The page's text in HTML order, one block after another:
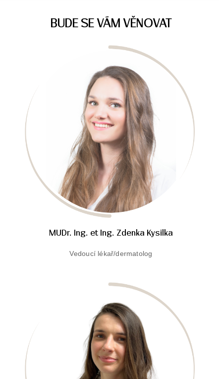
BUDE SE VÁM VĚNOVAT
MUDr. Ing. et Ing. Zdenka Kysilka
Vedoucí lékař/dermatolog